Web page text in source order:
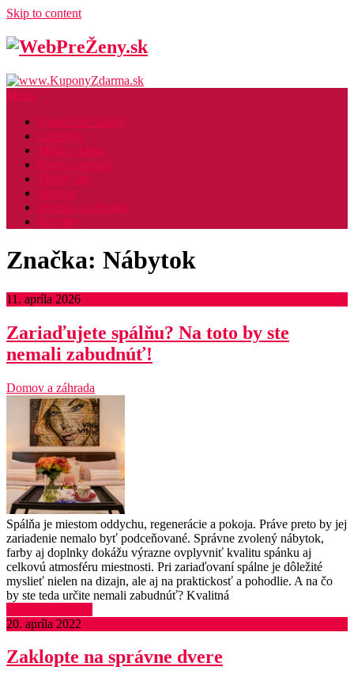
Skip to content
Menu
Najnovšie články
LifeStyle
Móda a krása
Rady a návody
Voľný čas
Zdravie
Domov a záhrada
Recepty
Značka: Nábytok
11. apríla 2026
Zariaďujete spálňu? Na toto by ste
nemali zabudnúť!
Domov a záhrada
Spálňa je miestom oddychu, regenerácie a pokoja. Práve preto by jej
zariadenie nemalo byť podceňované. Správne zvolený nábytok,
farby aj doplnky dokážu výrazne ovplyvniť kvalitu spánku aj
celkovú atmosféru miestnosti. Pri zariaďovaní spálne je dôležité
myslieť nielen na dizajn, ale aj na praktickosť a pohodlie. A na čo
by ste teda určite nemali zabudnúť? Kvalitná
20. apríla 2022
Zaklopte na správne dvere